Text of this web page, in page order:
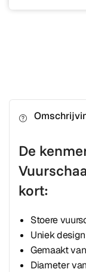
De
kort:
Stoere
Uniek design
Gemaakt
Diameter